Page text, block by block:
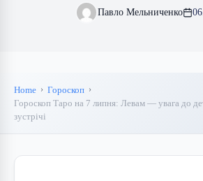
Павло Мельниченко
Home
Гороскоп
Гороскоп Таро на 7 липня: Левам — увага до
зустрічі